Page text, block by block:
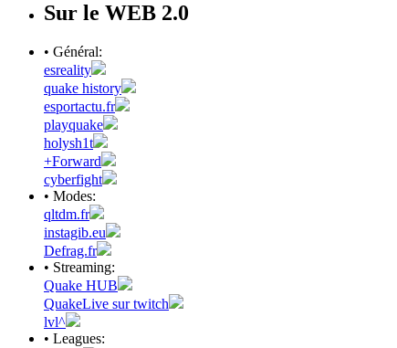
Sur le WEB 2.0
• Général:
esreality
quake history
esportactu.fr
playquake
holysh1t
+Forward
cyberfight
• Modes:
qltdm.fr
instagib.eu
Defrag.fr
• Streaming:
Quake HUB
QuakeLive sur twitch
lvl^
• Leagues: